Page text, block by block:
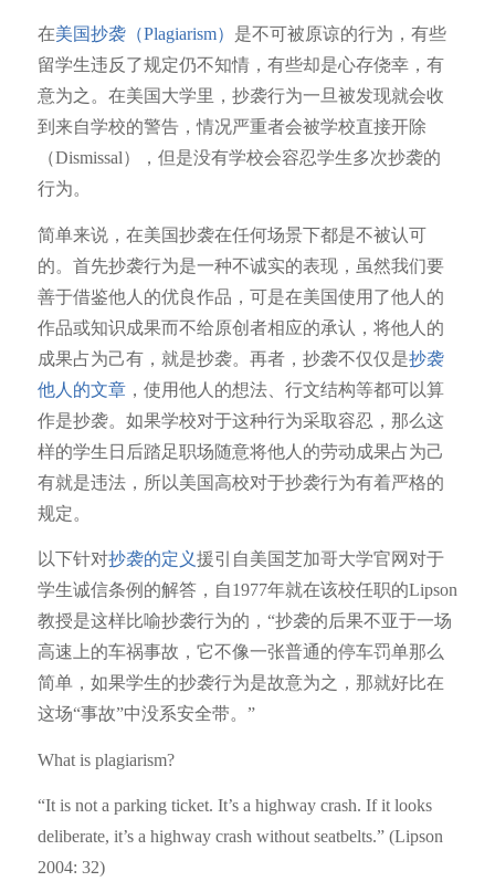
在美国抄袭（Plagiarism） 是不可被原谅的行为，有些
留学生违反了规定仍不知情，有些却是心存侥幸，有
意为之。在美国大学里，抄袭行为一旦被发现就会收
到来自学校的警告，情况严重者会被学校直接开除
（Dismissal），但是没有学校会容忍学生多次抄袭的
行为。
简单来说，在美国抄袭在任何场景下都是不被认可
的。首先抄袭行为是一种不诚实的表现，虽然我们要
善于借鉴他人的优良作品，可是在美国使用了他人的
作品或知识成果而不给原创者相应的承认，将他人的
成果占为己有，就是抄袭。再者，抄袭不仅仅是抄袭
他人的文章，使用他人的想法、行文结构等都可以算
作是抄袭。如果学校对于这种行为采取容忍，那么这
样的学生日后踏足职场随意将他人的劳动成果占为己
有就是违法，所以美国高校对于抄袭行为有着严格的
规定。
以下针对抄袭的定义援引自美国芝加哥大学官网对于
学生诚信条例的解答，自1977年就在该校任职的Lipson
教授是这样比喻抄袭行为的，“抄袭的后果不亚于一场
高速上的车祸事故，它不像一张普通的停车罚单那么
简单，如果学生的抄袭行为是故意为之，那就好比在
这场“事故”中没系安全带。”
What is plagiarism?
“It is not a parking ticket. It’s a highway crash. If it looks
deliberate, it’s a highway crash without seatbelts.” (Lipson
2004: 32)